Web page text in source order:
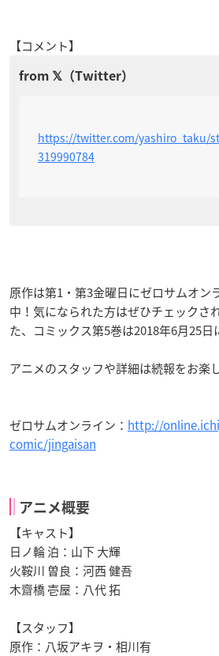
【コメント】
https://twitter.com/yashiro_taku/
319990784
原作は第1・第3金曜日にゼロサムオン
中！気になられた方はぜひチェックさ
た、コミックス第5巻は2018年6月25日
アニメのスタッフや詳細は続報をお楽
ゼロサムオンライン： http://
comic/jingaisan
アニメ概要
【キャスト】
日ノ輪 泊：山下 大輝
火鞍川 曽良：河西 健吾
木齋橋 壱屋：八代 拓
【スタッフ】
原作：八坂アキヲ・相川有